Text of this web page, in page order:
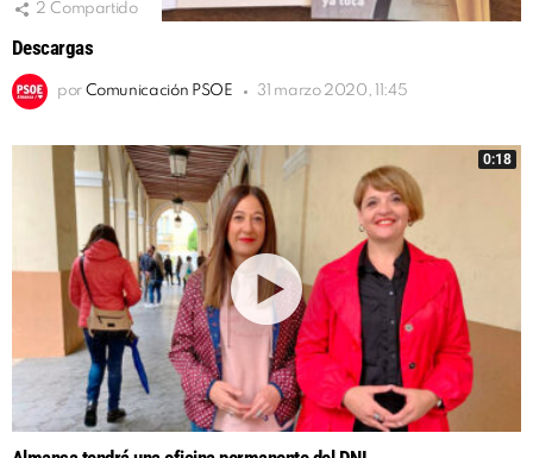
2 Compartido
Descargas
por Comunicación PSOE 31 marzo 2020, 11:45
0:18